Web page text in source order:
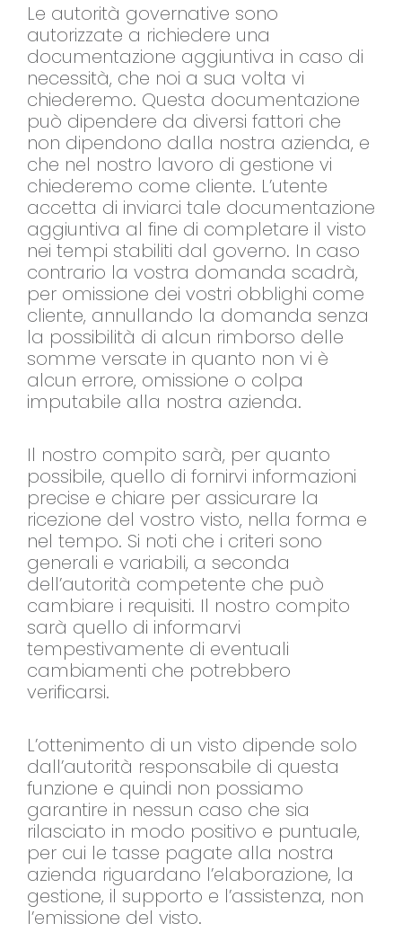
Le autorità governative sono
autorizzate a richiedere una
documentazione aggiuntiva in caso di
necessità, che noi a sua volta vi
chiederemo. Questa documentazione
può dipendere da diversi fattori che
non dipendono dalla nostra azienda, e
che nel nostro lavoro di gestione vi
chiederemo come cliente. L’utente
accetta di inviarci tale documentazione
aggiuntiva al fine di completare il visto
nei tempi stabiliti dal governo. In caso
contrario la vostra domanda scadrà,
per omissione dei vostri obblighi come
cliente, annullando la domanda senza
la possibilità di alcun rimborso delle
somme versate in quanto non vi è
alcun errore, omissione o colpa
imputabile alla nostra azienda.
Il nostro compito sarà, per quanto
possibile, quello di fornirvi informazioni
precise e chiare per assicurare la
ricezione del vostro visto, nella forma e
nel tempo. Si noti che i criteri sono
generali e variabili, a seconda
dell’autorità competente che può
cambiare i requisiti. Il nostro compito
sarà quello di informarvi
tempestivamente di eventuali
cambiamenti che potrebbero
verificarsi.
L’ottenimento di un visto dipende solo
dall’autorità responsabile di questa
funzione e quindi non possiamo
garantire in nessun caso che sia
rilasciato in modo positivo e puntuale,
per cui le tasse pagate alla nostra
azienda riguardano l’elaborazione, la
gestione, il supporto e l’assistenza, non
l’emissione del visto.